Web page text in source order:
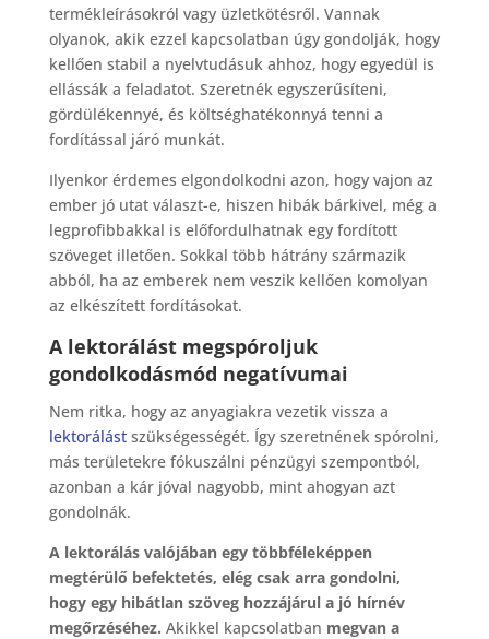
termékleírásokról vagy üzletkötésről. Vannak
olyanok, akik ezzel kapcsolatban úgy gondolják, hogy
kellően stabil a nyelvtudásuk ahhoz, hogy egyedül is
ellássák a feladatot. Szeretnék egyszerűsíteni,
gördülékennyé, és költséghatékonnyá tenni a
fordítással járó munkát.
Ilyenkor érdemes elgondolkodni azon, hogy vajon az
ember jó utat választ-e, hiszen hibák bárkivel, még a
legprofibbakkal is előfordulhatnak egy fordított
szöveget illetően. Sokkal több hátrány származik
abból, ha az emberek nem veszik kellően komolyan
az elkészített fordításokat.
A lektorálást megspóroljuk
gondolkodásmód negatívumai
Nem ritka, hogy az anyagiakra vezetik vissza a
lektorálástszükségességét. Így szeretnének spórolni,
más területekre fókuszálni pénzügyi szempontból,
azonban a kár jóval nagyobb, mint ahogyan azt
gondolnák.
A lektorálás valójában egy többféleképpen
megtérülő befektetés, elég csak arra gondolni,
hogy egy hibátlan szöveg hozzájárul a jó hírnév
megőrzéséhez. Akikkel kapcsolatban megvan a